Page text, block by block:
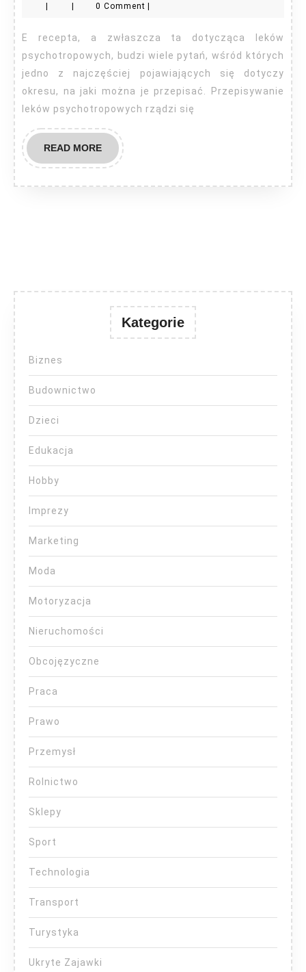
psychotropy
na
ile
dni?
0 Comment
E recepta, a zwłaszcza ta dotycząca leków
psychotropowych, budzi wiele pytań, wśród których
jedno z najczęściej pojawiających się dotyczy
okresu, na jaki można je przepisać. Przepisywanie
leków psychotropowych rządzi się
READ MOREREAD
MORE
Kategorie
Biznes
Budownictwo
Dzieci
Edukacja
Hobby
Imprezy
Marketing
Moda
Motoryzacja
Nieruchomości
Obcojęzyczne
Praca
Prawo
Przemysł
Rolnictwo
Sklepy
Sport
Technologia
Transport
Turystyka
Ukryte Zajawki